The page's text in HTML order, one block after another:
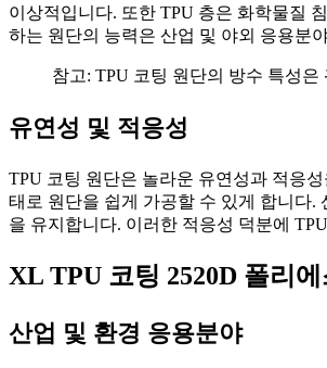
이상적입니다. 또한 TPU 층은 화학물질
하는 원단의 능력은 산업 및 야외 응용분
참고: TPU 코팅 원단의 방수 특성
유연성 및 적응성
TPU 코팅 원단은 놀라운 유연성과 적응
태로 원단을 쉽게 가공할 수 있게 합니다.
을 유지합니다. 이러한 적응성 덕분에
XL TPU 코팅 2520D 폴리
산업 및 환경 응용분야